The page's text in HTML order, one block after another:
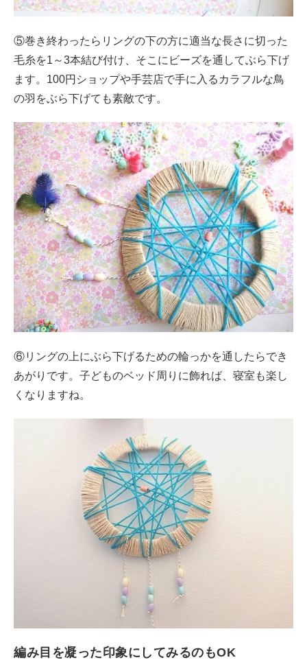
⑤巻き終わったらリングの下の方に適当な長さに切った
毛糸を1～3本結び付け、そこにビーズを通してぶら下げ
ます。100円ショップや手芸店で手に入るカラフルな鳥
の羽をぶら下げても素敵です。
⑥リングの上にぶら下げるための輪っかを通したらでき
あがりです。子どものベッド周りに飾れば、寝室も楽し
くなりますね。
編み目を凝った印象にしてみるのもOK